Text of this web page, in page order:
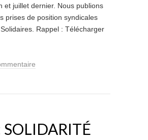
et juillet dernier. Nous publions
prises de position syndicales
Rappel : Télécharger
SOLIDARITÉ